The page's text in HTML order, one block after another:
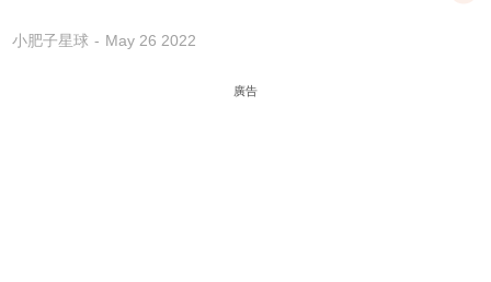
小肥子星球 May 26 2022
廣告